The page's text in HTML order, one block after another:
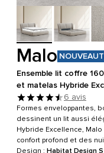
Malo
Ensemble lit coffre
et matelas Hybride
6 avis
Formes enveloppantes,
dessinent un lit aussi
Hybride Excellence,
confort profond et des
Design : Habitat Design